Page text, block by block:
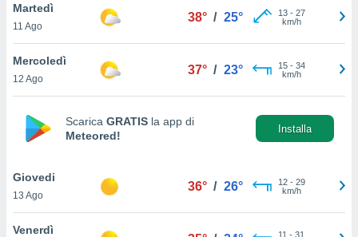
il
un
la
nella
cookie
Martedì
11 Ago
38° / 25° 13- 27
km/h
Mercoledì
12 Ago
37° / 23° 15- 34
km/h
Scarica GRATIS la app di
Meteored!
Installa
Giovedi
13 Ago
36° / 26° 12- 29
km/h
Venerdì 11 - 31